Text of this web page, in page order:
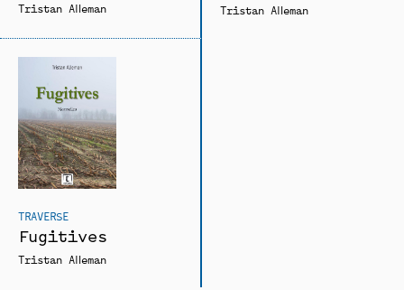
Tristan Alleman Tristan Alleman
TRAVERSE
Fugitives
Tristan Alleman